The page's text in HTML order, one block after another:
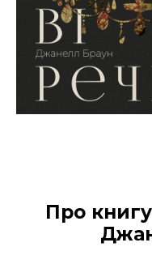
Про книгу